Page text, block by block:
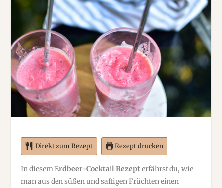
Direkt zum Rezept Rezept drucken
In diesemErdbeer-Cocktail Rezepterfährst du, wie
man aus den süßen und saftigen Früchten einen